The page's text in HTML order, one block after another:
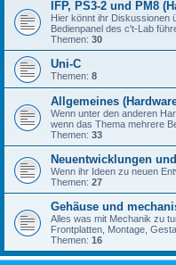
IFP, PS3-2 und PM8
Hier könnt ihr Diskussionen
Bedienpanel des c't-Lab
Themen: 30
Uni-C
Themen: 8
Allgemeines
Wenn unter den anderen
wenn das Thema mehrere
Themen: 33
Neuentwicklungen
Wenn ihr Ideen zu neuen
Themen: 27
Gehäuse und
Alles was mit Mechanik zu
Frontplatten, Montage,
Themen: 16